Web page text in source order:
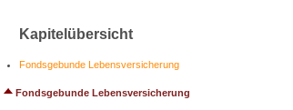
Kapitelübersicht
Fondsgebunde Lebensversicherung
Fondsgebunde Lebensversicherung